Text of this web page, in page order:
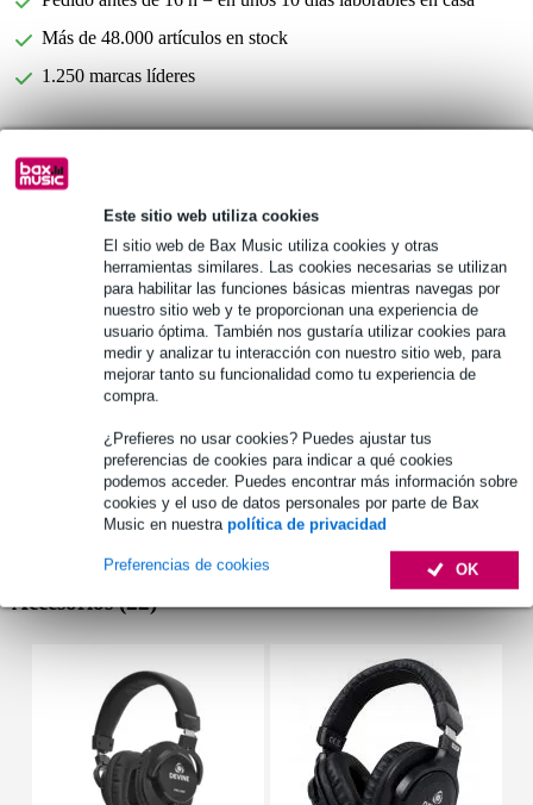
Este sitio web utiliza cookies
El sitio web de Bax Music utiliza cookies y otras
herramientas similares. Las cookies necesarias se utilizan
para habilitar las funciones básicas mientras navegas por
nuestro sitio web y te proporcionan una experiencia de
usuario óptima. También nos gustaría utilizar cookies para
medir y analizar tu interacción con nuestro sitio web, para
mejorar tanto su funcionalidad como tu experiencia de
compra.
¿Prefieres no usar cookies? Puedes ajustar tus
preferencias de cookies para indicar a qué cookies
podemos acceder. Puedes encontrar más información sobre
cookies y el uso de datos personales por parte de Bax
Music en nuestra política de privacidad
OK
Preferencias de cookies
Más de 48.000 artículos en stock
1.250 marcas líderes
Información del producto
Véase también (50)
Accesorios (22)